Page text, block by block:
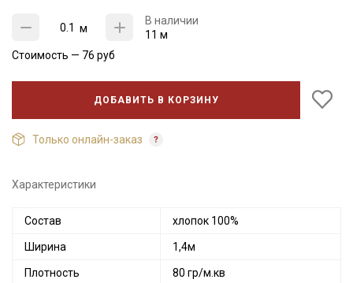
м
В наличии
11 м
Стоимость — 76 руб
ДОБАВИТЬ В КОРЗИНУ
Только онлайн-заказ
Характеристики
Состав хлопок 100%
Ширина 1,4м
Плотность 80 гр/м.кв